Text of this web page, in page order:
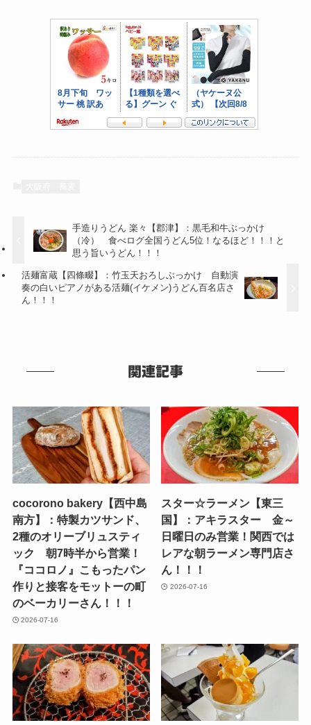
手造りうどん 楽々【郡津】：黒毛和牛ぶっかけ
（冷） 食べログ全国うどん5位！なるほど！！！と
思う旨いうどん！！！
活麺富蔵【四條畷】：竹玉天おろしぶっかけ 自動演
奏の白いピアノがある活麺(イケメン)うどん百名店さ
ん！！！
関連記事
cocorono bakery【西中島
南方】：特製カツサンド、
2種のオリーブリュスティ
ック 朝7時半から営業！
『ココロノ』こもったパン
作りと接客をモットーの町
のベーカリーさん！！！
2026-07-16
スター☆ラーメン【東三
国】：アキラスター 金～
日曜日のみ営業！関西では
レアな朝ラーメン専門店さ
ん！！！
2026-07-16